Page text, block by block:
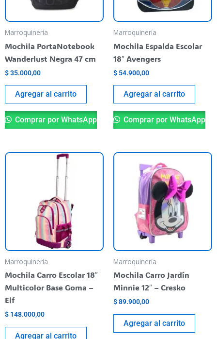
Marroquinería
Mochila PortaNotebook
Wanderlust Negra 47 cm
$35.000,00
Agregar al carrito
Comprar por WhatsApp
Marroquinería
Mochila Espalda Escolar
18″ Avengers
$ 54.900,00
Agregar al carrito
Comprar por WhatsApp
Marroquinería
Mochila Carro Escolar 18″
Multicolor Base Goma –
Elf
$ 148.000,00
Agregar al carrito
Marroquinería
Mochila Carro Jardín
Minnie 12″ – Cresko
$89.900,00
Agregar al carrito